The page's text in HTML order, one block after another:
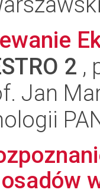
2 ,
Jan